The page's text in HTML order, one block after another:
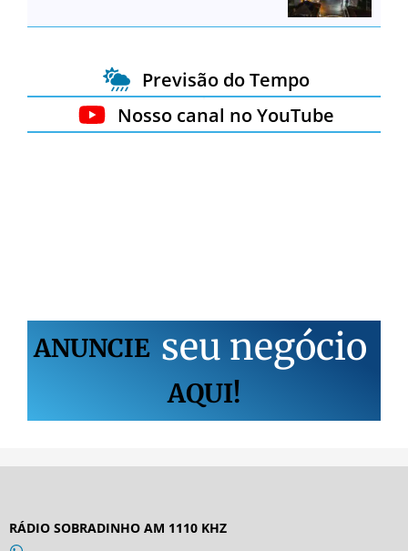
Previsão do Tempo
Nosso canal no YouTube
ANUNCIE seu negócio
AQUI!
RÁDIO SOBRADINHO AM 1110 KHZ